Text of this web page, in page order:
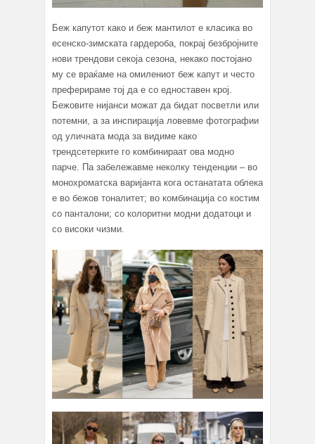
Беж капутот како и беж мантилот е класика во
есенско-зимската гардероба, покрај безбројните
нови трендови секоја сезона, некако постојано
му се враќаме на омилениот беж капут и често
преферираме тој да e со едноставен крој.
Бежовите нијанси можат да бидат посветли или
потемни, а за инспирација ловевме фотографии
од уличната мода за видиме како
трендсетерките го комбинираат ова модно
парче. Па забележавме неколку тенденции – во
монохроматска варијанта кога останатата облека
е во бежов тоналитет; во комбинација со костим
со панталони; со колоритни модни додатоци и
со високи чизми.